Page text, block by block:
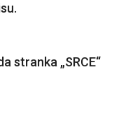
stranka „SRCE“